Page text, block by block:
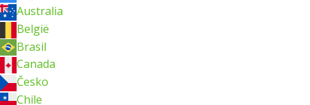
Australia
België
Brasil
Canada
Česko
Chile